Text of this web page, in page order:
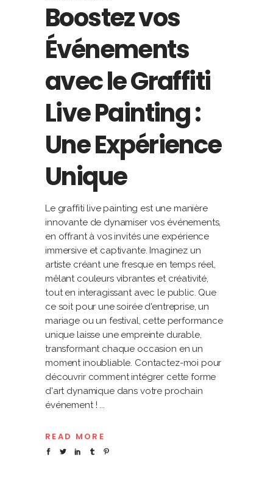
Boostez vos
Événements
avec le Graffiti
Live Painting :
Une Expérience
Unique
Le graffiti live painting est une manière
innovante de dynamiser vos événements,
en offrant à vos invités une expérience
immersive et captivante. Imaginez un
artiste créant une fresque en temps réel,
mêlant couleurs vibrantes et créativité,
tout en interagissant avec le public. Que
ce soit pour une soirée d'entreprise, un
mariage ou un festival, cette performance
unique laisse une empreinte durable,
transformant chaque occasion en un
moment inoubliable. Contactez-moi pour
découvrir comment intégrer cette forme
d'art dynamique dans votre prochain
événement !
READ MORE